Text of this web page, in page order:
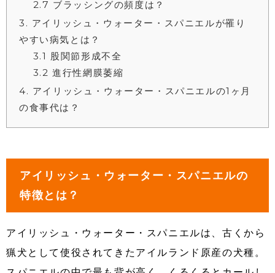
2.7 ブラッシングの頻度は？
3
アイリッシュ・ウォーター・スパニエルが罹り
やすい病気とは？
3.1 股関節形成不全
3.2 進行性網膜萎縮
4
アイリッシュ・ウォーター・スパニエルの1ヶ月
の食事代は？
アイリッシュ・ウォーター・スパニエルの
特徴とは？
アイリッシュ・ウォーター・スパニエルは、古くから
猟犬として使役されてきたアイルランド原産の犬種。